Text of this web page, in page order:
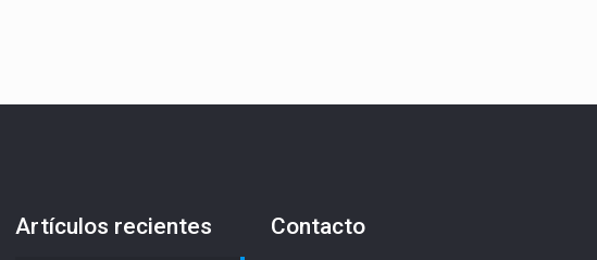
Artículos recientes Contacto